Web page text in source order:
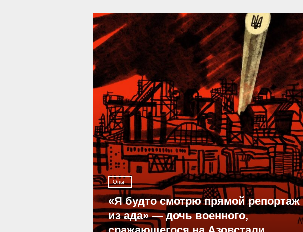
Опыт
«Я будто смотрю прямой репортаж
из ада» — дочь военного,
39 296